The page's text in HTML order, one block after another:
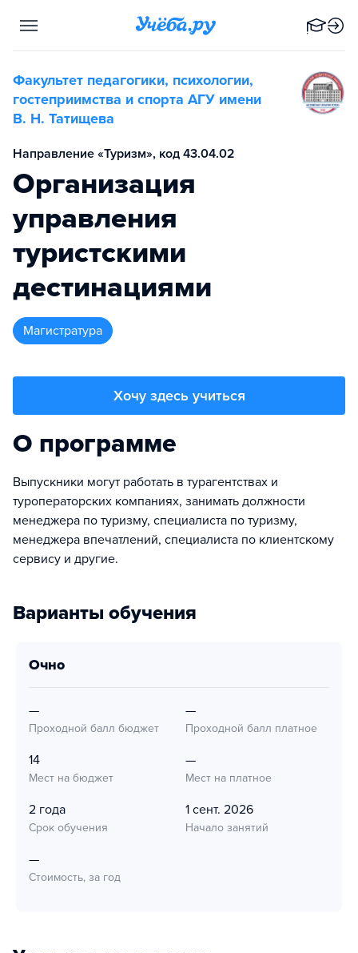
Факультет педагогики, психологии,
гостеприимства и спорта АГУ имени
В. Н. Татищева
Направление «Туризм», код 43.04.02
Организация
управления
туристскими
дестинациями
магистратура
Хочу здесь учиться
О программе
Выпускники могут работать в турагентствах и
туроператорских компаниях, занимать должности
менеджера по туризму, специалиста по туризму,
менеджера впечатлений, специалиста по клиентскому
сервису и другие.
Варианты обучения
очно
—
Проходной балл бюджет
—
Проходной балл платное
14
Мест на бюджет
—
Мест на платное
2 года
Срок обучения
1 сент. 2026
Начало занятий
—
Стоимость, за год